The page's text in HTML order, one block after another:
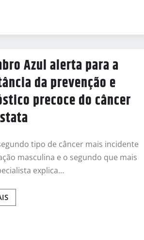
Azul alerta para a
da prevenção e
precoce do câncer
tipo de câncer mais incidente
masculina e o segundo que mais
explica…